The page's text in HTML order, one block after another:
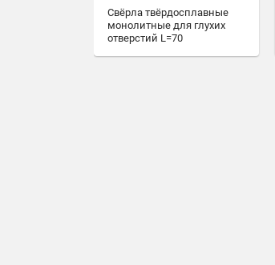
Свёрла твёрдосплавные
монолитные для глухих
отверстий L=70